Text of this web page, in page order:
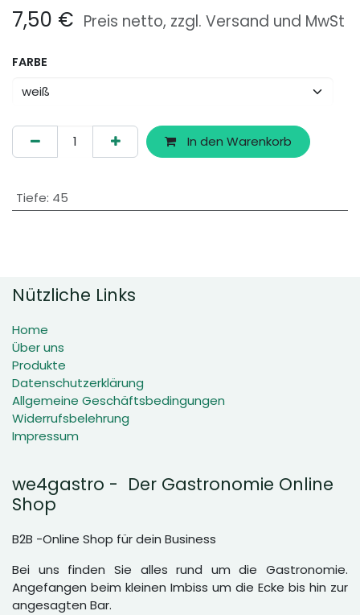
7,50 € Preis netto, zzgl. Versand und MwSt
FARBE
In den Warenkorb
Tiefe: 45
Nützliche Links
Home
Über uns
Produkte
Datenschutzerklärung
Allgemeine Geschäftsbedingungen
Widerrufsbelehrung
Impressum
we4gastro - Der Gastronomie Online
Shop
B2B -Online Shop für dein Business
Bei uns finden Sie alles rund um die Gastronomie.
Angefangen beim kleinen Imbiss um die Ecke bis hin zur
angesagten Bar.